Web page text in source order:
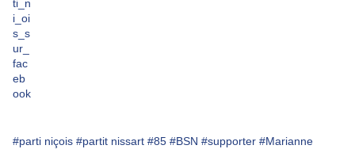
#parti niçois #partit nissart #85 #BSN #supporter #Marianne